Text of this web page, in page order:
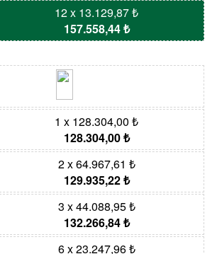
12 x 13.129,87 ₺
157.558,44 ₺
1 x 128.304,00 ₺
128.304,00 ₺
2 x 64.967,61 ₺
129.935,22 ₺
3 x 44.088,95 ₺
132.266,84 ₺
6 x 23.247,96 ₺